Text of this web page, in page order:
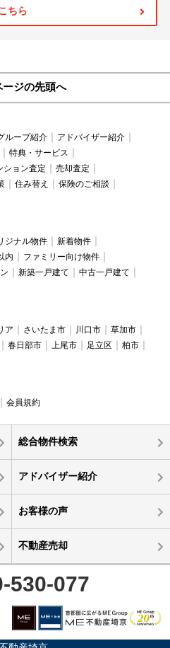
ちら
ージの先頭へ
ループ紹介
アドバイザー紹介
特典・サービス
ション査定
売却査定
住み替え
保険のご相談
ジナル物件
新着物件
内
ファミリー向け物件
新築一戸建て
中古一戸建て
ア さいたま市 川口市
草加市
春日部市 上尾市 足立区
柏市
会員規約
総合物件検索
アドバイザー紹介
お客様の声
不動産売却
530-077